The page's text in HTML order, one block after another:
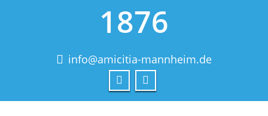
1876
info@amicitia-mannheim.de